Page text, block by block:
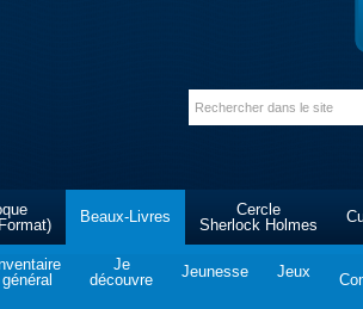
Beaux-Livres
Cercle
Sherlock Holmes
général
Je
découvre
Jeunesse Jeux